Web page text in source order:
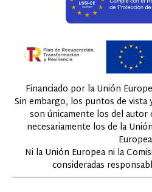
Financiado por la Unión
Sin embargo, los puntos de vista
son únicamente los del
necesariamente los de la
Ni la Unión Europea ni la
consideradas